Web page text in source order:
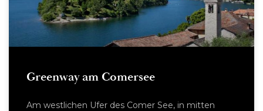
Greenway am Comersee
Am westlichen Ufer des Comer See, in mitten